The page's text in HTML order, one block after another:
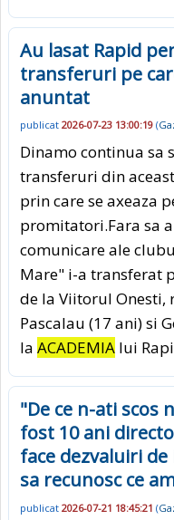
Au lasat Rapid
transferuri pe
anuntat
publicat 2026-07-23 13:00:19 (
Dinamo continua sa
transferuri din
prin care se axeaza
promitatori.Fara sa
comunicare ale
Mare" i-a transferat
de la Viitorul Onesti,
Pascalau (17 ani) si
la ACADEMIA lui
"De ce n-ati scos
fost 10 ani
face dezvaluiri
sa recunosc ce
publicat 2026-07-21 18:45:21 (